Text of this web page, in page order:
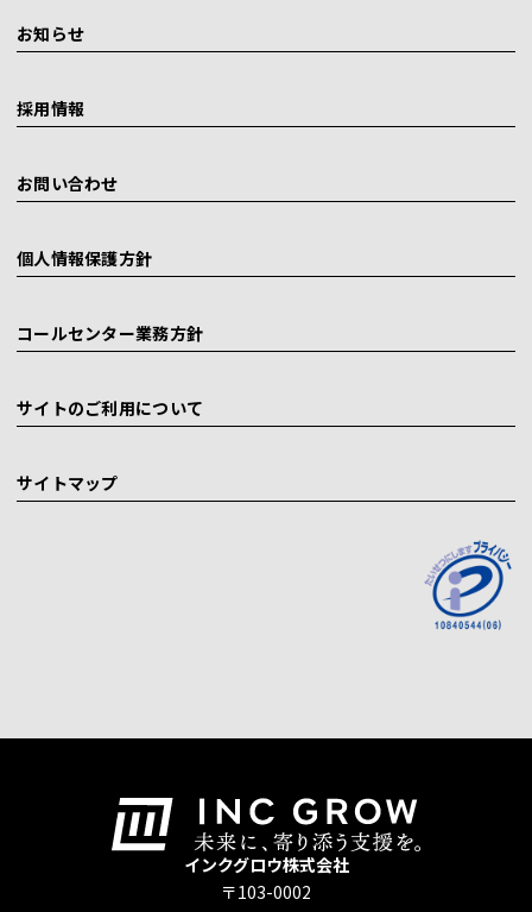
お知らせ
採用情報
お問い合わせ
個人情報保護方針
コールセンター業務方針
サイトのご利用について
サイトマップ
インクグロウ株式会社
〒103-0002